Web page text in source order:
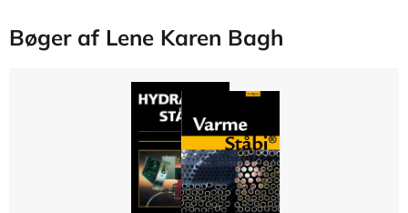
Bøger af Lene Karen Bagh